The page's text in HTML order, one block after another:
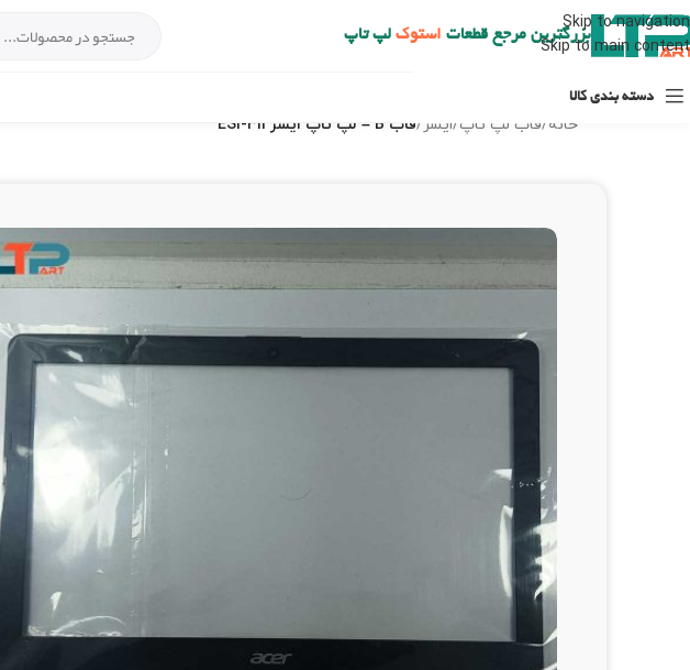
Skip to navigation
Skip to main content
بزرگترین مرجع قطعات استوک لپ تاپ
دسته بندی کالا
خانه /قاب لپ تاپ/ایسر /قاب B – لپ تاپ ایسر ES1-311